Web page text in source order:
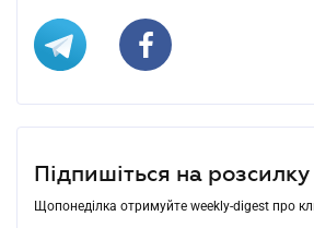
Підпишіться на розсилку
Щопонеділка отримуйте weekly-digest про